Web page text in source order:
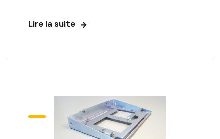
Lire la suite